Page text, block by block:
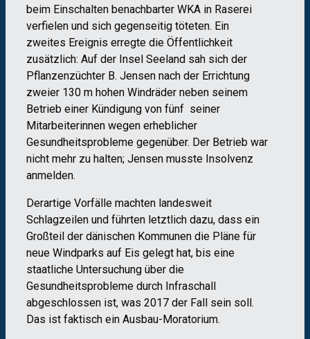
beim Einschalten benachbarter WKA in Raserei
verfielen und sich gegenseitig töteten. Ein
zweites Ereignis erregte die Öffentlichkeit
zusätzlich: Auf der Insel Seeland sah sich der
Pflanzenzüchter B. Jensen nach der Errichtung
zweier 130 m hohen Windräder neben seinem
Betrieb einer Kündigung von fünf seiner
Mitarbeiterinnen wegen erheblicher
Gesundheitsprobleme gegenüber. Der Betrieb war
nicht mehr zu halten; Jensen musste Insolvenz
anmelden.
Derartige Vorfälle machten landesweit
Schlagzeilen und führten letztlich dazu, dass ein
Großteil der dänischen Kommunen die Pläne für
neue Windparks auf Eis gelegt hat, bis eine
staatliche Untersuchung über die
Gesundheitsprobleme durch Infraschall
abgeschlossen ist, was 2017 der Fall sein soll.
Das ist faktisch ein Ausbau-Moratorium.